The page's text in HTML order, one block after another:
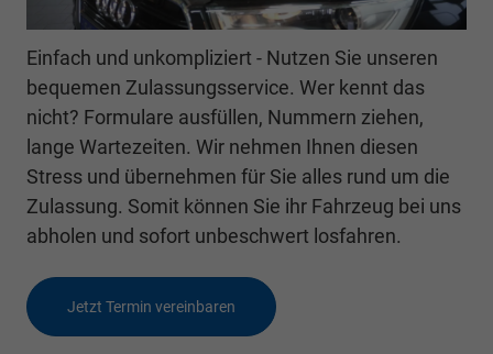
Einfach und unkompliziert - Nutzen Sie unseren
bequemen Zulassungsservice. Wer kennt das
nicht? Formulare ausfüllen, Nummern ziehen,
lange Wartezeiten. Wir nehmen Ihnen diesen
Stress und übernehmen für Sie alles rund um die
Zulassung. Somit können Sie ihr Fahrzeug bei uns
abholen und sofort unbeschwert losfahren.
Jetzt Termin vereinbaren